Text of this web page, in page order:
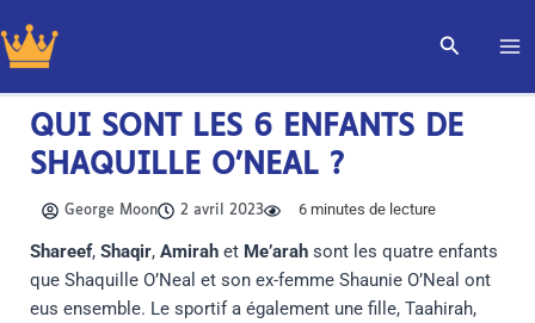
au
contenu
QUI SONT LES 6 ENFANTS DE
SHAQUILLE O’NEAL ?
George Moon 2 avril 2023 6minutes de lecture
Shareef, Shaqir, Amirah et Me’arah sont les quatre enfants
que Shaquille O’Neal et son ex-femme Shaunie O’Neal ont
eus ensemble. Le sportif a également une fille, Taahirah,